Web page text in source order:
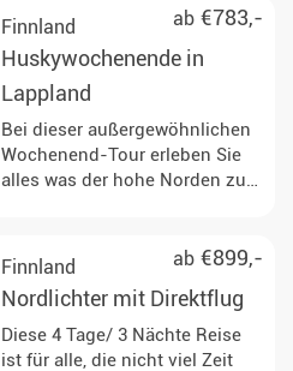
Lappland. Diese einzigartige
Reise ermöglicht Ihnen die
Freiheit Ihr Wochenende ganz
nach Ihren Vorstellungen zu
ab €783,-
Finnland
Huskywochenende in
Lappland
Bei dieser außergewöhnlichen
Wochenend-Tour erleben Sie
alles was der hohe Norden zu
des schönen Lapplands.
ab €899,-
Finnland
Nordlichter mit Direktflug
Diese 4 Tage/ 3 Nächte Reise
ist für alle, die nicht viel Zeit